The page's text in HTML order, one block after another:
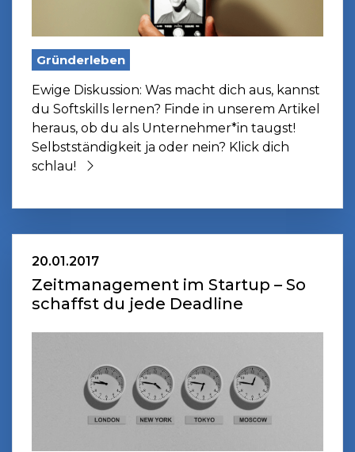
Gründerleben
Ewige Diskussion: Was macht dich aus, kannst
du Softskills lernen? Finde in unserem Artikel
heraus, ob du als Unternehmer*in taugst!
Selbstständigkeit ja oder nein? Klick dich
schlau!
20.01.2017
Zeitmanagement im Startup – So
schaffst du jede Deadline